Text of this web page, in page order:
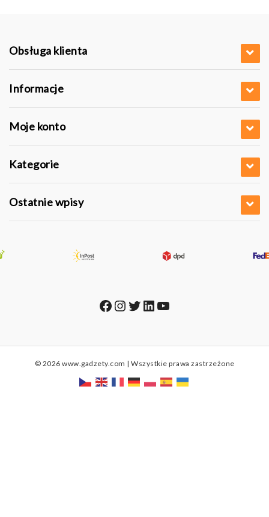
Obsługa klienta
Informacje
Moje konto
Kategorie
Ostatnie wpisy
Facebook
Instagram
Twitter
LinkedIn
YouTube
© 2026 www.gadzety.com | Wszystkie prawa zastrzeżone